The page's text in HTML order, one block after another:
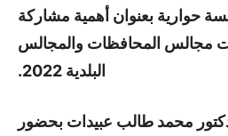
حوارية بعنوان أهمية مشاركة
مجالس المحافظات والمجالس
البلدية 2022.
محمد طالب عبيدات بحضور